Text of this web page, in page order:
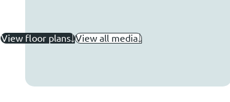
View floor plans View all media